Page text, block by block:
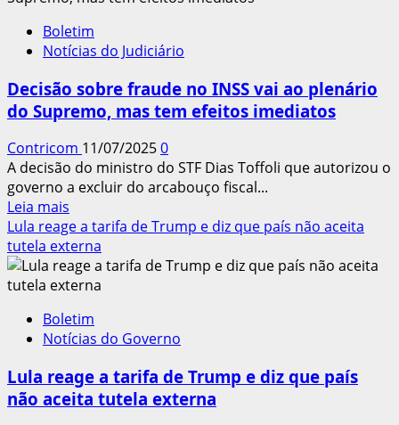
pública
em
para
debater
Boletim
Notícias do Judiciário
Decisão sobre fraude no INSS vai ao plenário
do Supremo, mas tem efeitos imediatos
Contricom 11/07/20250
A decisão do ministro do STF Dias Toffoli que autorizou o
governo a excluir do arcabouço fiscal...
Leia mais
mais
sobre
Decisão
sobre
no
INSS
ao
plenário
Lula reage a tarifa de Trump e diz que país não aceita
tutela externa
Boletim
Notícias do Governo
Lula reage a tarifa de Trump e diz que país
não aceita tutela externa